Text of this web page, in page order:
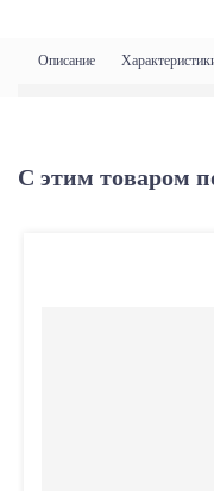
Описание
С этим товаром